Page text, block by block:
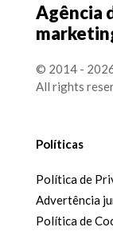
Agência
© 2014 -
All rights
Políticas
Política de
Advertência
Política de